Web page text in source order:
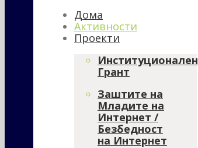
Дома
Активности
Проекти
Институционален
Грант
Заштите на
Младите на
Интернет /
Безбедност
на Интернет